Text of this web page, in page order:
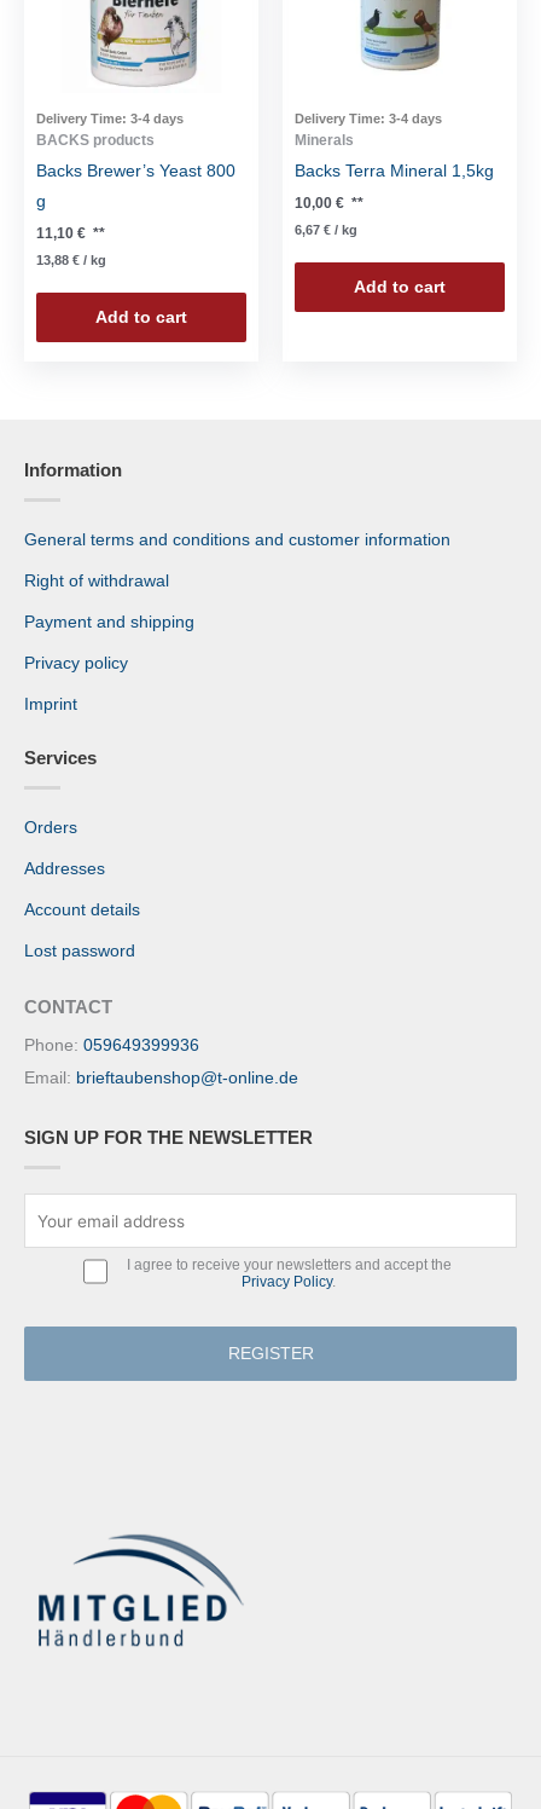
Delivery Time: 3-4 days
BACKS products
Backs Brewer’s Yeast 800
g
11,10 € **
13,88 € / kg
Add to cart
Delivery Time: 3-4 days
Minerals
Backs Terra Mineral 1,5kg
10,00 € **
6,67 € / kg
Add to cart
Information
General terms and conditions and customer information
Right of withdrawal
Payment and shipping
Privacy policy
Imprint
Services
Orders
Addresses
Account details
Lost password
CONTACT
Phone: 059649399936
Email: brieftaubenshop@t-online.de
SIGN UP FOR THE NEWSLETTER
I agree to receive your newsletters and accept the
Privacy Policy.